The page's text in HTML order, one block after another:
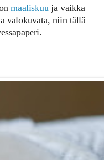
maaliskuu ja vaikka
valokuvata, niin tällä